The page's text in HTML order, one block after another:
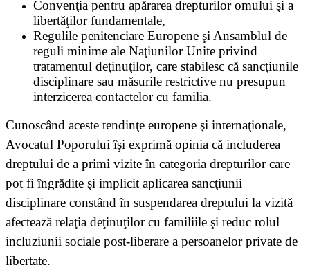
Convenţia pentru apărarea drepturilor omului şi a
libertăţilor fundamentale,
Regulile penitenciare Europene şi Ansamblul de
reguli minime ale Naţiunilor Unite privind
tratamentul deţinuţilor, care stabilesc că sancţiunile
disciplinare sau măsurile restrictive nu presupun
interzicerea contactelor cu familia.
Cunoscând aceste tendinţe europene şi internaţionale,
Avocatul Poporului îşi exprimă opinia că includerea
dreptului de a primi vizite în categoria drepturilor care
pot fi îngrădite şi implicit aplicarea sancţiunii
disciplinare constând în suspendarea dreptului la vizită
afectează relaţia deţinuţilor cu familiile şi reduc rolul
incluziunii sociale post-liberare a persoanelor private de
libertate.